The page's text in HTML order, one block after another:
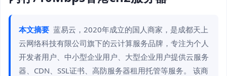
本文摘要 蓝易云，2020年成立的国人商家，是成都天上
云网络科技有限公司旗下的云计算服务品牌，专注为个人
开发者用户、中小型企业用户、大型企业用户提供云服务
器、CDN、SSL证书、高防服务器租用托管等服务。 该商